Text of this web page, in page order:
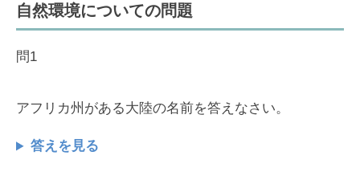
自然環境についての問題
問1
アフリカ州がある大陸の名前を答えなさい。
答えを見る